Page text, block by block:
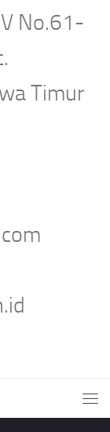
No.61-
Timur